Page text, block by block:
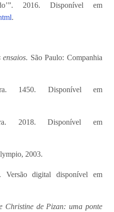
2016. Disponível em
.
. São Paulo: Companhia
1450. Disponível em
2018. Disponível em
2003.
Versão digital disponível em
Christine de Pizan: uma ponte